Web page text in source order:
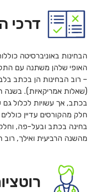
דרכי
הבחינות באוניברסיטה
האופי שלהן משתנה עם
– רוב הבחינות הן בכתב
(שאלות אמריקאיות). בשנה
בכתב, אך עשויות לכלול
חלק מהקורסים עדיין
בחינה בכתב ובעל-פה,
מהשנה הרביעית ואילך,